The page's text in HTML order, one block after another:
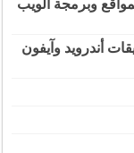
وبرمجة الويب
أندرويد وآيفون